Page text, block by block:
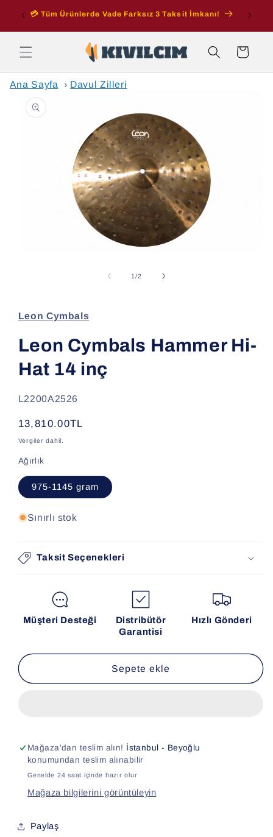
İçeriğe
atla
💳 Tüm Ürünlerde Vade Farksız 3 Taksit İmkanı!
Sepet
Ana Sayfa › Davul Zilleri
Ürün
bilgisine
atla
1//2
Leon Cymbals
Leon Cymbals Hammer Hi-
Hat 14 inç
SKU:
L2200A2526
Normal
fiyat
13,810.00TL
Vergiler dahil.
Ağırlık
975-1145 gram
Sınırlı stok
Taksit Seçenekleri
Müşteri Desteği
Distribütör
Garantisi
Hızlı Gönderi
Sepete ekle
Mağaza'dan teslim alın! İstanbul - Beyoğlu
konumundan teslim alınabilir
Genelde 24 saat içinde hazır olur
Mağaza bilgilerini görüntüleyin
Paylaş